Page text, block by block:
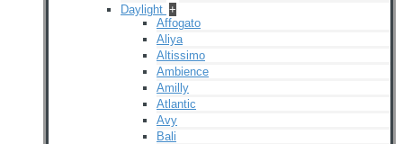
Daylight +
Affogato
Aliya
Altissimo
Ambience
Amilly
Atlantic
Avy
Bali